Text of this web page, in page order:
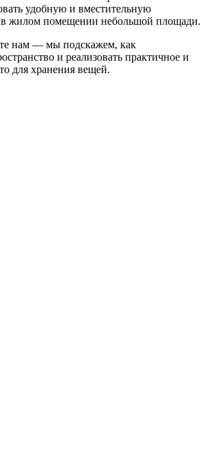
удобную и вместительную
в жилом помещении небольшой площади.
нам — мы подскажем, как
и реализовать практичное и
для хранения вещей.